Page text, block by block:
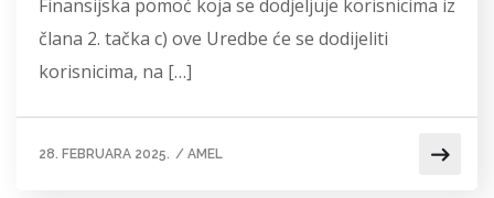
Finansijska pomoć koja se dodjeljuje korisnicima iz
člana 2. tačka c) ove Uredbe će se dodijeliti
korisnicima, na […]
28. FEBRUARA 2025. / AMEL